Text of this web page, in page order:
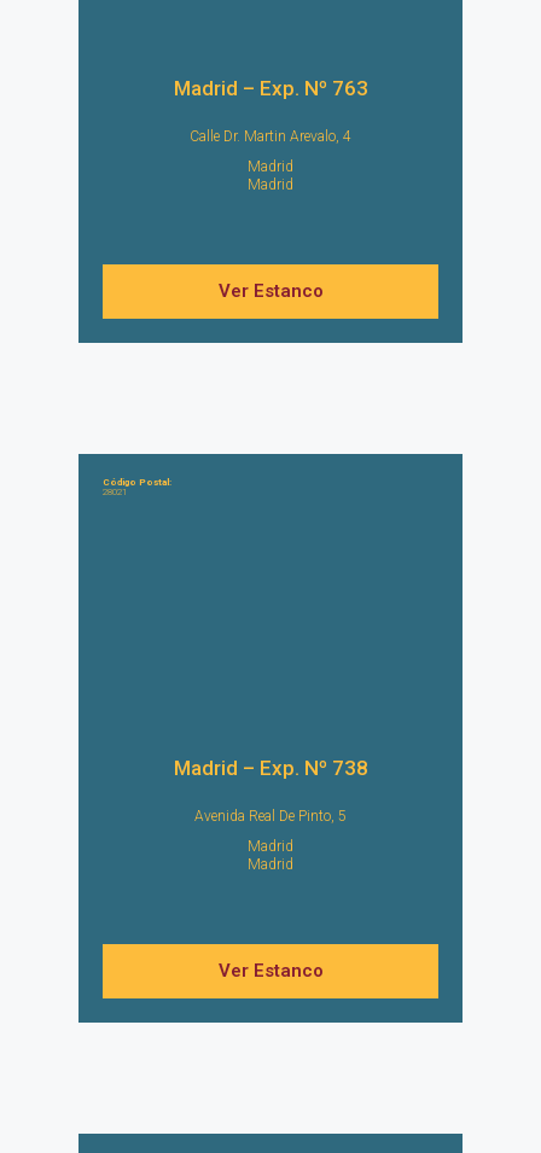
Madrid – Exp. Nº 763
Calle Dr. Martin Arevalo, 4
Madrid
Madrid
Ver Estanco
Código Postal:
28021
Madrid – Exp. Nº 738
Avenida Real De Pinto, 5
Madrid
Madrid
Ver Estanco